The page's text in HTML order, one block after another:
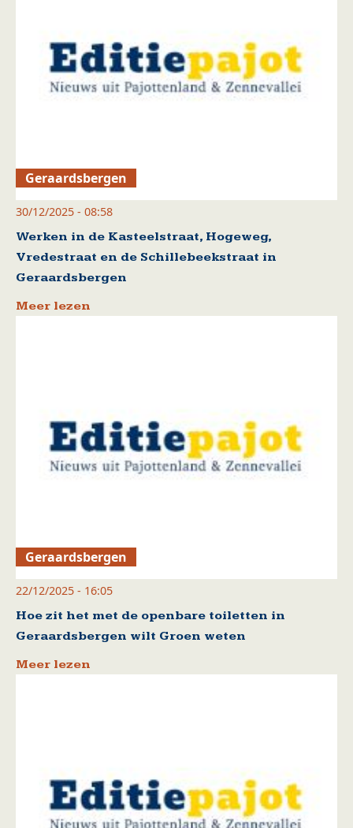
Geraardsbergen
30/12/2025 - 08:58
Werken in de Kasteelstraat, Hogeweg,
Vredestraat en de Schillebeekstraat in
Geraardsbergen
Meer lezen
Geraardsbergen
22/12/2025 - 16:05
Hoe zit het met de openbare toiletten in
Geraardsbergen wilt Groen weten
Meer lezen